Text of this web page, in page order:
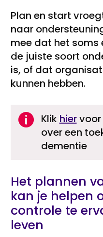
Plan en start
naar
mee dat het
de juiste soort
is, of dat
kunnen hebben.
 Klik hiervoor
over een
dementie
Het plannen
kan je helpen
controle te
leven